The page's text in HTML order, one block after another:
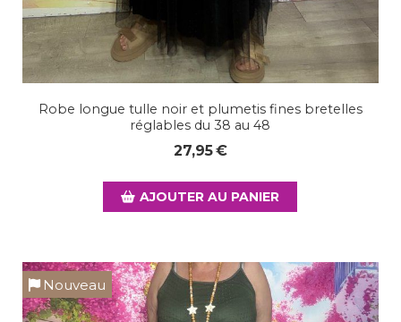
Robe longue tulle noir et plumetis fines bretelles
réglables du 38 au 48
27,95€
AJOUTER AU PANIER
Nouveau